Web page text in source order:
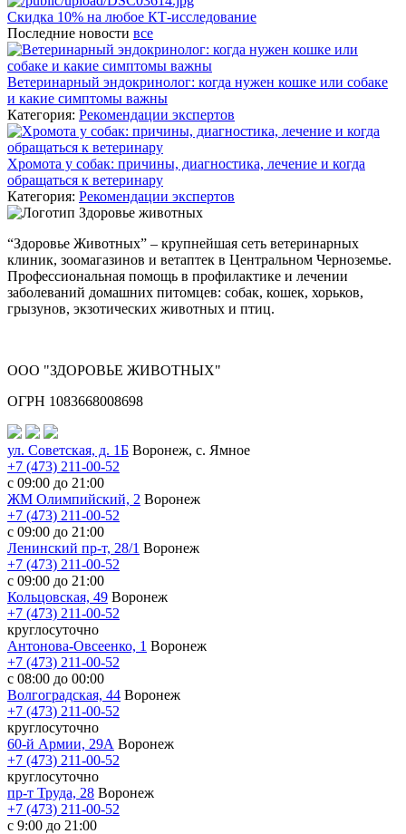
Скидка 10% на любое КТ-исследование
Последние новости все
Ветеринарный эндокринолог: когда нужен кошке или собаке
и какие симптомы важны
Категория: Рекомендации экспертов
Хромота у собак: причины, диагностика, лечение и когда
обращаться к ветеринару
Категория: Рекомендации экспертов
“Здоровье Животных” – крупнейшая сеть ветеринарных
клиник, зоомагазинов и ветаптек в Центральном Черноземье.
Профессиональная помощь в профилактике и лечении
заболеваний домашних питомцев: собак, кошек, хорьков,
грызунов, экзотических животных и птиц.
ООО "ЗДОРОВЬЕ ЖИВОТНЫХ"
ОГРН 1083668008698
ул. Советская, д. 1Б Воронеж, с. Ямное
+7 (473) 211-00-52
с 09:00 до 21:00
ЖМ Олимпийский, 2 Воронеж
+7 (473) 211-00-52
с 09:00 до 21:00
Ленинский пр-т, 28/1 Воронеж
+7 (473) 211-00-52
с 09:00 до 21:00
Кольцовская, 49 Воронеж
+7 (473) 211-00-52
круглосуточно
Антонова-Овсеенко, 1 Воронеж
+7 (473) 211-00-52
с 08:00 до 00:00
Волгоградская, 44 Воронеж
+7 (473) 211-00-52
круглосуточно
60-й Армии, 29А Воронеж
+7 (473) 211-00-52
круглосуточно
пр-т Труда, 28 Воронеж
+7 (473) 211-00-52
c 9:00 до 21:00